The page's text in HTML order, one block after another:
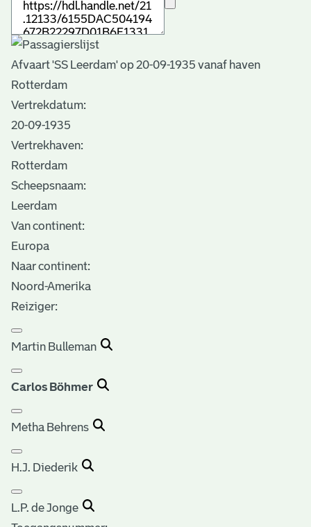
Afvaart 'SS Leerdam' op 20-09-1935 vanaf haven
Rotterdam
Vertrekdatum:
20-09-1935
Vertrekhaven:
Rotterdam
Scheepsnaam:
Leerdam
Van continent:
Europa
Naar continent:
Noord-Amerika
Reiziger:
Martin Bulleman
Carlos Böhmer
Metha Behrens
H.J. Diederik
L.P. de Jonge